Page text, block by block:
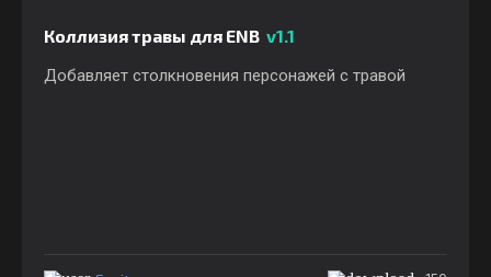
Коллизия травы для ENB v1.1
Добавляет столкновения персонажей с травой